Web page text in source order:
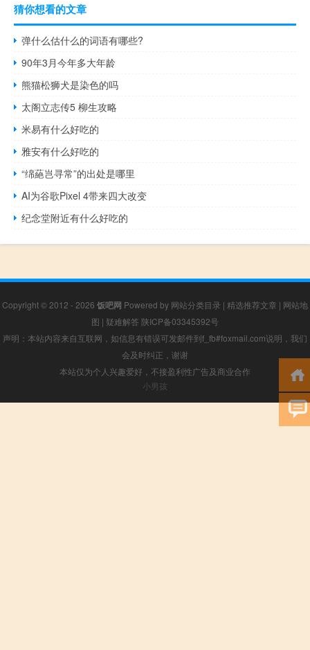
猜你想看的文章
弹什么估什么的词语有哪些?
90年3月今年多大年龄
熊猫松狮犬是染色的吗
太阁立志传5 柳生攻略
米易有什么好吃的
雅安有什么好吃的
“绵蕝岂寻常”的出处是哪里
AI为谷歌Pixel 4带来四大改变
纪念堂附近有什么好吃的
Copyright © 2012 - 2026 饭吧网 Powered by 网站分类目录 | 精选推荐文章 | 网站地
图 | 疑难解答 陕ICP备03345392号
声明：本站内容来自互联网，如信息有错误可发邮件到f_fb#foxmail.com说明，我们
会及时纠正，谢谢
本站仅为个人兴趣爱好，不接盈利性广告及商业合作
小男孩